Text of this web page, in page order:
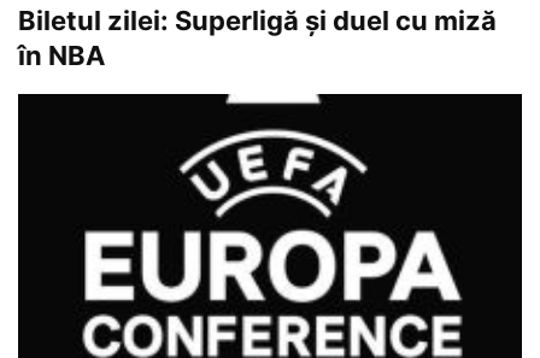
Biletul zilei: Superligă și duel cu miză
în NBA